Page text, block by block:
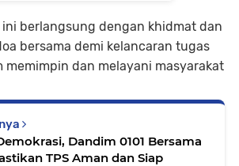
berlangsung dengan khidmat dan
bersama demi kelancaran tugas
memimpin dan melayani masyarakat
Dandim 0101 Bersama
TPS Aman dan Siap